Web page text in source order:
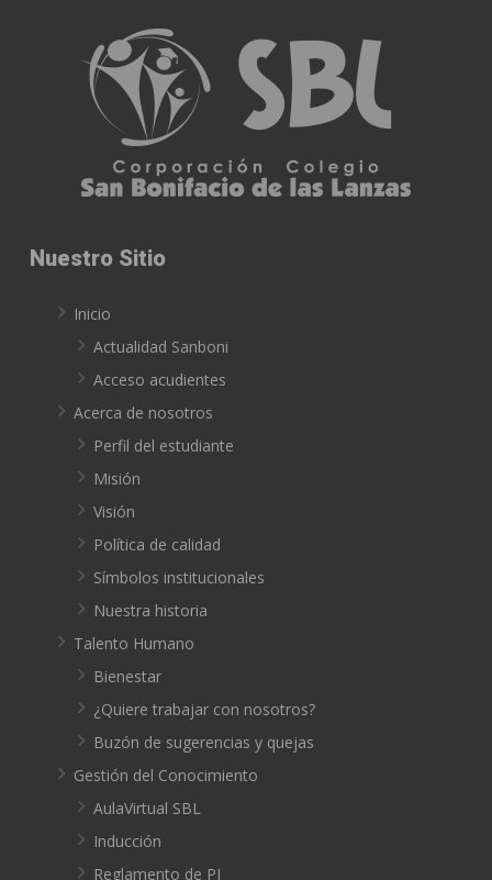
Nuestro Sitio
Inicio
Actualidad Sanboni
Acceso acudientes
Acerca de nosotros
Perfil del estudiante
Misión
Visión
Política de calidad
Símbolos institucionales
Nuestra historia
Talento Humano
Bienestar
¿Quiere trabajar con nosotros?
Buzón de sugerencias y quejas
Gestión del Conocimiento
AulaVirtual SBL
Inducción
Reglamento de PI